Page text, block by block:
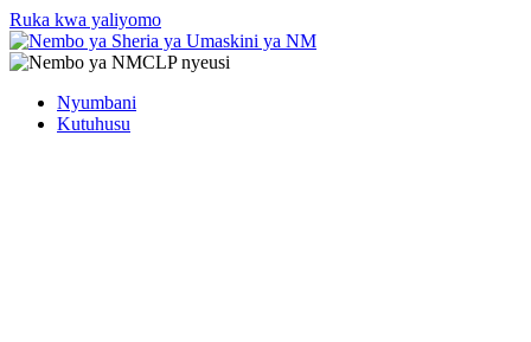
Ruka kwa yaliyomo
Nyumbani
Kutuhusu